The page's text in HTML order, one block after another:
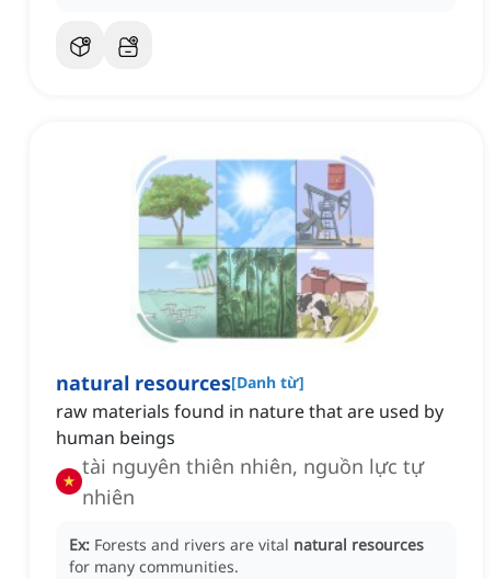
natural resources[Danh từ]
raw materials found in nature that are used by
human beings
tài nguyên thiên nhiên, nguồn lực tự
nhiên
Ex: Forests and rivers are vital natural resources
for many communities.